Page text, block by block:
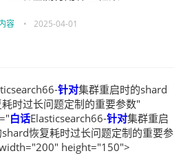
容 • 2025-04-01
针对集群重启时的shard
时过长问题定制的重要参数"
白话Elasticsearch66-针对集群重启
shard恢复耗时过长问题定制的重要参
height="150">